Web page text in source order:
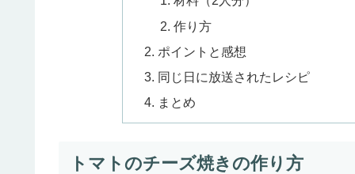
作り方
ポイントと感想
同じ日に放送されたレシピ
まとめ
トマトのチーズ焼きの作り方